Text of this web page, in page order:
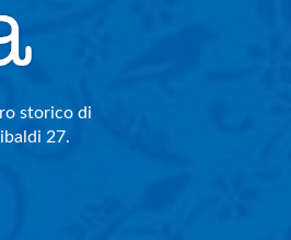
storico di
27.